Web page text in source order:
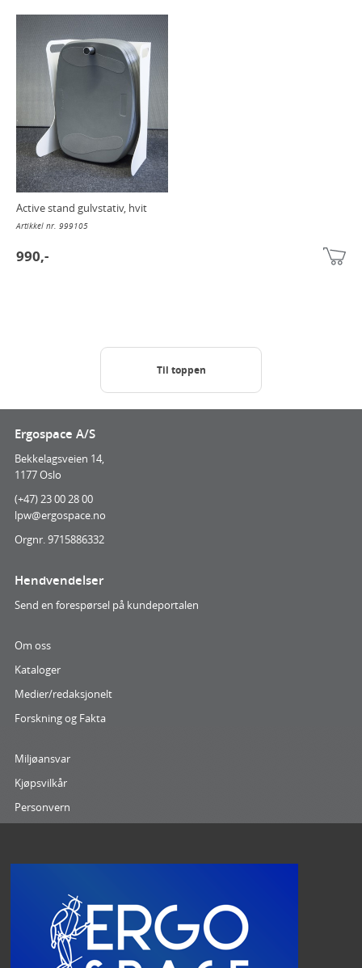
Active stand gulvstativ, hvit
Artikkel nr. 999105
990,-
Til toppen
Ergospace A/S
Bekkelagsveien 14,
1177 Oslo
(+47) 23 00 28 00
lpw@ergospace.no
Orgnr. 9715886332
Hendvendelser
Send en forespørsel på kundeportalen
Om oss
Kataloger
Medier/redaksjonelt
Forskning og Fakta
Miljøansvar
Kjøpsvilkår
Personvern